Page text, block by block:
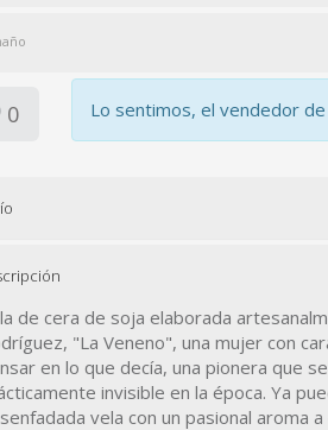
0 Lo sentimos, el vendedor
de cera de soja elaborada
"La Veneno", una mujer con
en lo que decía, una pionera que
invisible en la época. Ya
vela con un pasional aroma